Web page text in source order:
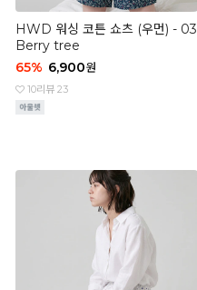
HWD 워싱 코튼 쇼츠 (우먼) - 03
Berry tree
65% 6,900원
10리뷰 23